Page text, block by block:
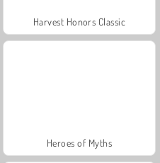
Harvest Honors Classic
Heroes of Myths